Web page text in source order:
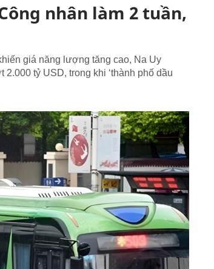
nhân làm 2 tuần,
giá năng lượng tăng cao, Na Uy
tỷ USD, trong khi ‘thành phố dầu